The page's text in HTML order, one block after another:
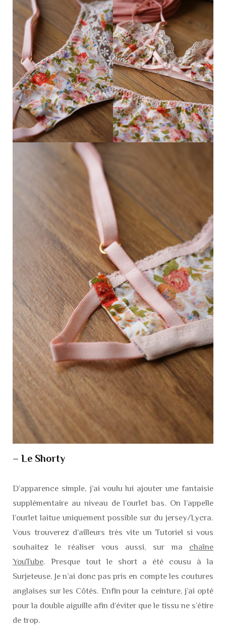
– Le Shorty
D’apparence simple, j’ai voulu lui ajouter une fantaisie
supplémentaire au niveau de l’ourlet bas. On l’appelle
l’ourlet laitue uniquement possible sur du jersey/Lycra.
Vous trouverez d’ailleurs très vite un Tutoriel si vous
souhaitez le réaliser vous aussi, sur ma chaîne
YouTube. Presque tout le short a été cousu à la
Surjeteuse. Je n’ai donc pas pris en compte les coutures
anglaises sur les Côtés. Enfin pour la ceinture, j’ai opté
pour la double aiguille afin d’éviter que le tissu ne s’étire
de trop.